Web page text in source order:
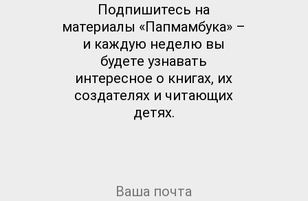
Подпишитесь на
материалы «Папмамбука» –
и каждую неделю вы
будете узнавать
интересное о книгах, их
создателях и читающих
детях.